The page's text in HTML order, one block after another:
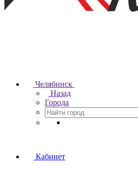
Челябинск
Назад
Города
Кабинет